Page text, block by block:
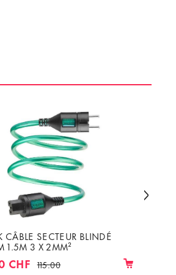
CÂBLE SECTEUR BLINDÉ
1.5M 3 X 2MM²
CHF 115.00